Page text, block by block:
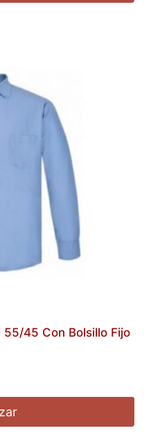
55/45 Con Bolsillo Fijo